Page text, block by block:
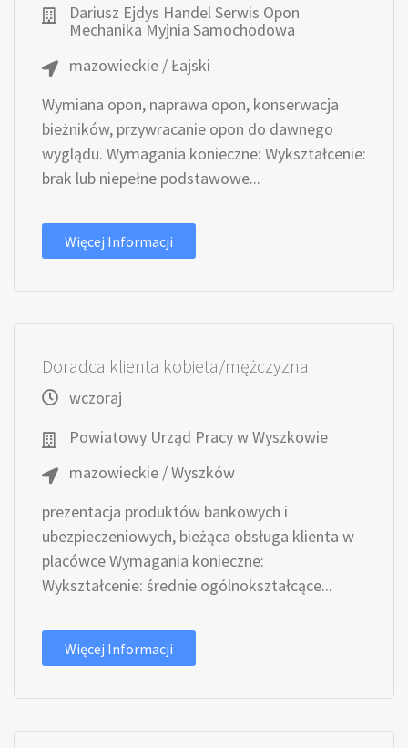
Dariusz Ejdys Handel Serwis Opon
Mechanika Myjnia Samochodowa
mazowieckie / Łajski
Wymiana opon, naprawa opon, konserwacja
bieżników, przywracanie opon do dawnego
wyglądu. Wymagania konieczne: Wykształcenie:
brak lub niepełne podstawowe...
Więcej Informacji
Doradca klienta kobieta/mężczyzna
wczoraj
Powiatowy Urząd Pracy w Wyszkowie
mazowieckie / Wyszków
prezentacja produktów bankowych i
ubezpieczeniowych, bieżąca obsługa klienta w
placówce Wymagania konieczne:
Wykształcenie: średnie ogólnokształcące...
Więcej Informacji